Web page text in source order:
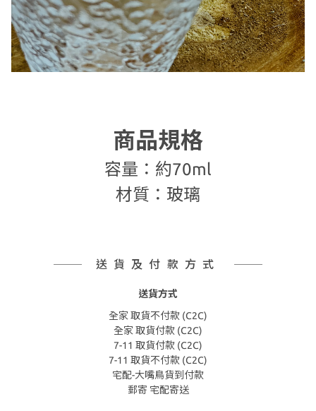
商品規格
容量：約70ml
材質：玻璃
送貨及付款方式
送貨方式
全家 取貨不付款 (C2C)
全家 取貨付款 (C2C)
7-11 取貨付款 (C2C)
7-11 取貨不付款 (C2C)
宅配-大嘴鳥貨到付款
郵寄 宅配寄送